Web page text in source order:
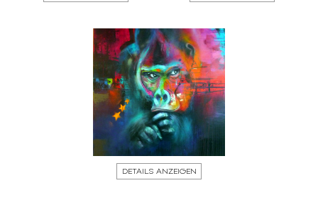
DETAILS ANZEIGEN